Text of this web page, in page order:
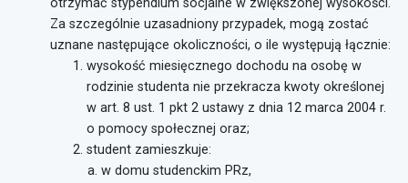
otrzymać stypendium socjalne w zwiększonej wysokości.
Za szczególnie uzasadniony przypadek, mogą zostać
uznane następujące okoliczności, o ile występują łącznie:
wysokość miesięcznego dochodu na osobę w
rodzinie studenta nie przekracza kwoty określonej
w art. 8 ust. 1 pkt 2 ustawy z dnia 12 marca 2004 r.
o pomocy społecznej oraz;
student zamieszkuje:
w domu studenckim PRz,